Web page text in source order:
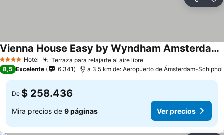
Compartir
4 EstrellasHotel Terraza para relajarte al aire libre
Vienna House Easy by Wyndham Amsterdam Airport
8,5 Excelente 6.341 a 3.5 km de: Aeropuerto de Ámsterdam-Schiphol
De $ 258.436
Mira precios de 9 páginas Ver precios